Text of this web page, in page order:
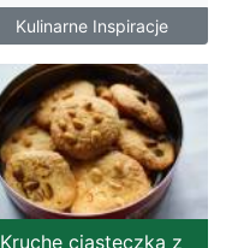
Kulinarne Inspiracje
Kruche ciasteczka z